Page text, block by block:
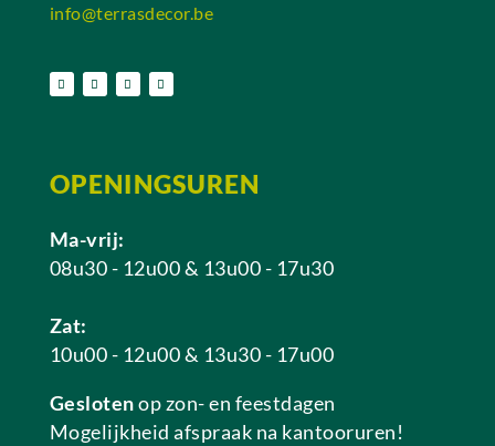
info@terrasdecor.be
OPENINGSUREN
Ma-vrij:
08u30 - 12u00 & 13u00 - 17u30
Zat:
10u00 - 12u00 & 13u30 - 17u00
Geslotenop zon- en feestdagen
Mogelijkheid afspraak na kantooruren!